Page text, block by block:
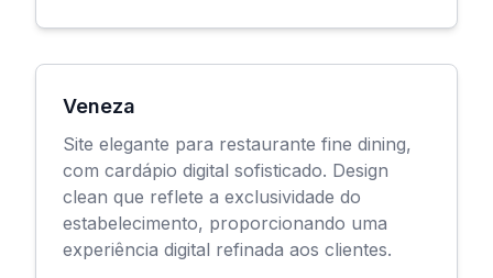
Veneza
Site elegante para restaurante fine dining,
com cardápio digital sofisticado. Design
clean que reflete a exclusividade do
estabelecimento, proporcionando uma
experiência digital refinada aos clientes.